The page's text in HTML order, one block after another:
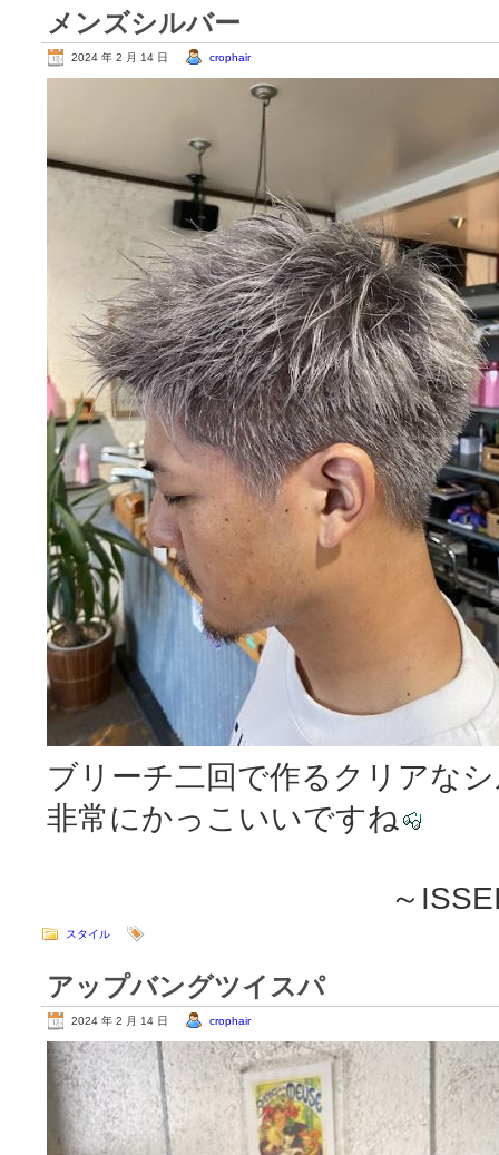
メンズシルバー
2024 年 2 月 14 日 crophair
ブリーチ二回で作るクリアな
非常にかっこいいですね
～ISSEI
スタイル
アップバングツイスパ
2024 年 2 月 14 日 crophair